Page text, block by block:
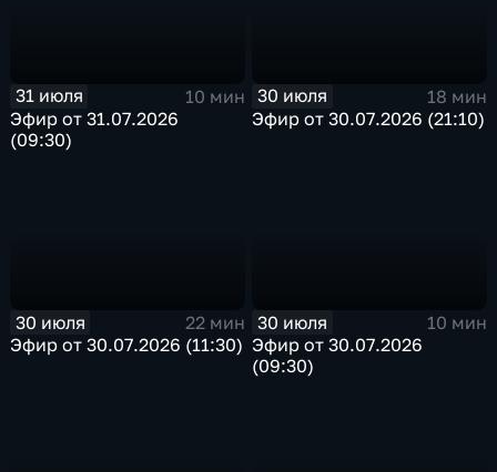
31 июля
10 мин
Эфир от 31.07.2026
(09:30)
30 июля
18 мин
Эфир от 30.07.2026 (21:10)
30 июля
22 мин
Эфир от 30.07.2026 (11:30)
30 июля
10 мин
Эфир от 30.07.2026
(09:30)